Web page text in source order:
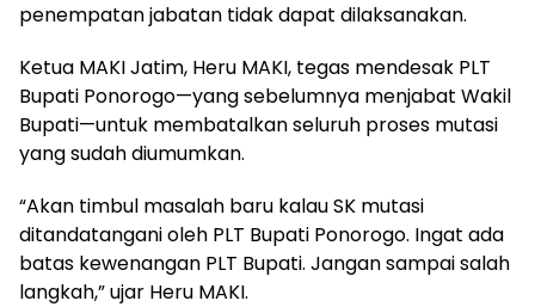
penempatan jabatan tidak dapat dilaksanakan.
Ketua MAKI Jatim, Heru MAKI, tegas mendesak PLT
Bupati Ponorogo—yang sebelumnya menjabat Wakil
Bupati—untuk membatalkan seluruh proses mutasi
yang sudah diumumkan.
“Akan timbul masalah baru kalau SK mutasi
ditandatangani oleh PLT Bupati Ponorogo. Ingat ada
batas kewenangan PLT Bupati. Jangan sampai salah
langkah,” ujar Heru MAKI.